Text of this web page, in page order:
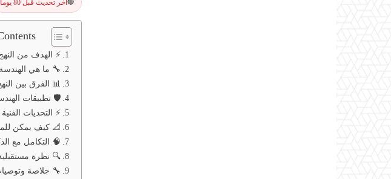
🔴آخر تحديث قبل 80 يوماً
⚡ الهدف من
🔧 ما هي الهندسة
📊 الفرق بين
🛡️ تطبيقات
⚡ التحديات
📐 كيف يمكن
🧠 التكامل مع
🔍 نظرة
🔧 خلاصة